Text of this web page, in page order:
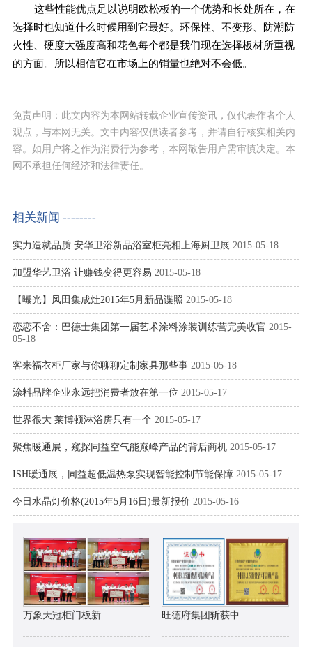
这些性能优点足以说明欧松板的一个优势和长处所在，在
选择时也知道什么时候用到它最好。环保性、不变形、防潮防
火性、硬度大强度高和花色每个都是我们现在选择板材所重视
的方面。所以相信它在市场上的销量也绝对不会低。
免责声明：此文内容为本网站转载企业宣传资讯，仅代表作者个人
观点，与本网无关。文中内容仅供读者参考，并请自行核实相关内
容。如用户将之作为消费行为参考，本网敬告用户需审慎决定。本
网不承担任何经济和法律责任。
相关新闻 --------
实力造就品质 安华卫浴新品浴室柜亮相上海厨卫展 2015-05-18
加盟华艺卫浴 让赚钱变得更容易 2015-05-18
【曝光】风田集成灶2015年5月新品谍照 2015-05-18
恋恋不舍：巴德士集团第一届艺术涂料涂装训练营完美收官 2015-
05-18
客来福衣柜厂家与你聊聊定制家具那些事 2015-05-18
涂料品牌企业永远把消费者放在第一位 2015-05-17
世界很大 莱博顿淋浴房只有一个 2015-05-17
聚焦暖通展，窥探同益空气能巅峰产品的背后商机 2015-05-17
ISH暖通展，同益超低温热泵实现智能控制节能保障 2015-05-17
今日水晶灯价格(2015年5月16日)最新报价 2015-05-16
万象天冠柜门板新 旺德府集团斩获中